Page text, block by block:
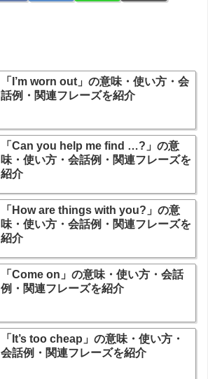
「I’m worn out」の意味・使い方・会
話例・関連フレーズを紹介
「Can you help me find …?」の意
味・使い方・会話例・関連フレーズを
紹介
「How are things with you?」の意
味・使い方・会話例・関連フレーズを
紹介
「Come on」の意味・使い方・会話
例・関連フレーズを紹介
「It’s too cheap」の意味・使い方・
会話例・関連フレーズを紹介